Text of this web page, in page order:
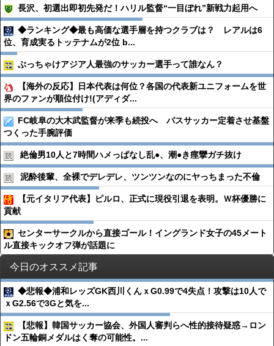
長沢、初選出即初先発だ！ハリル監督“一目ぼれ”新戦力起用へ
◆ランキング◆最も高価な選手層を持つクラブは？ レアルは6
位、育成実るトッテナムが2位 b...
ぶっちゃけアジア人最強のサッカー選手って誰なん？
【海外の反応】日本代表は何位？各国の代表新ユニフォームを世
界のファンが順位付け!(アディダ...
FC岐阜の大木武監督が来季も続投へ パスサッカー定着させ基盤
つくった手腕評価
絶倫男10人と7時間ハメっぱなし乱●︎、潮●︎き痙攣ガチ抜け
泥酔後輩、全裸でデレデレ、ツンツンなのにヤっちまった不倫
【元イタリア代表】ピルロ、正式に現役引退を表明。Ｗ杯優勝に
貢献
センターサークルから直接ゴール！イングランド女子の45メート
ル直接キックオフ弾が話題に
今日のオススメ記事
◆悲報◆浦和レッズGK西川くんｘG0.99で4失点！攻撃は10人で
ｘG2.56で3Gと気を...
【悲報】韓国サッカー協会、外国人審判らへ性的接待疑惑→ロン
ドン五輪銅メダルはく奪の可能性。...